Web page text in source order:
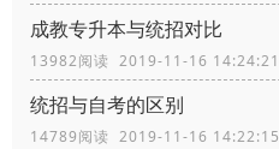
成教专升本与统招对比
13982阅读 2019-11-16 14:24:21
统招与自考的区别
14789阅读 2019-11-16 14:22:15